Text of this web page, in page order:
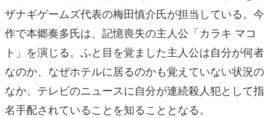
ザナギゲームズ代表の梅田慎介氏が担当している。今
作で本郷奏多氏は、記憶喪失の主人公「カラキ マコ
ト」を演じる。ふと目を覚ました主人公は自分が何者
なのか、なぜホテルに居るのかも覚えていない状況の
なか、テレビのニュースに自分が連続殺人犯として指
名手配されていることを知ることとなる。